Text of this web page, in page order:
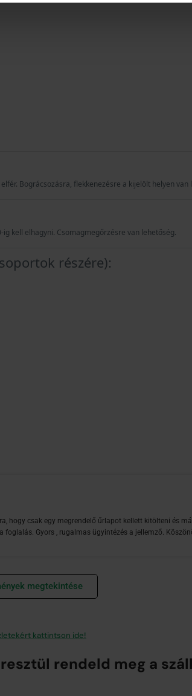
Bográcsozásra, flekkenezésre a kijelölt helyen van
kell elhagyni. Csomagmegőrzésre van lehetőség.
részére):
hogy csak egy megrendelő űrlapot kellett kitölteni és
foglalás. Gyors , rugalmas ügyintézés a jellemző.
megtekintése
kattintson ide!
rendeld meg a